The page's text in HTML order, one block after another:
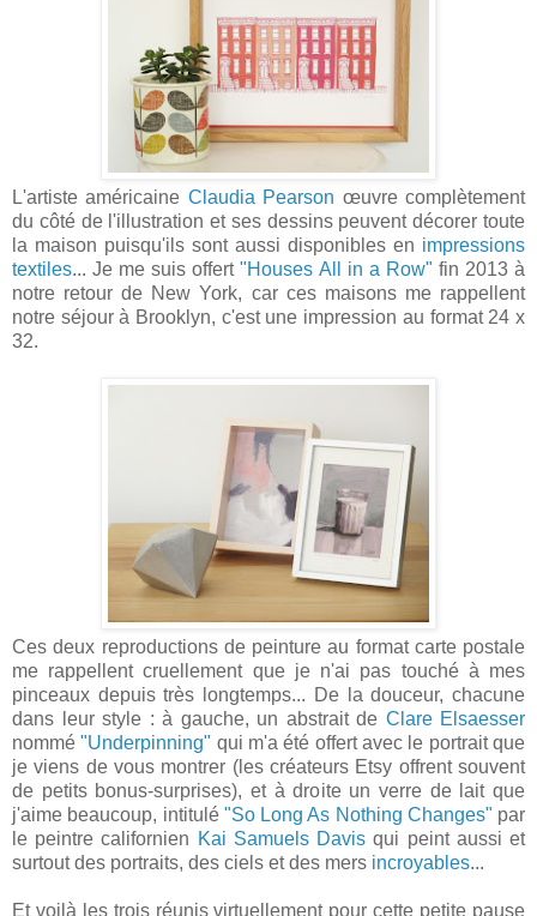
L'artiste américaine Claudia Pearson œuvre complètement
du côté de l'illustration et ses dessins peuvent décorer toute
la maison puisqu'ils sont aussi disponibles en impressions
textiles... Je me suis offert"Houses All in a Row" fin 2013 à
notre retour de New York, car ces maisons me rappellent
notre séjour à Brooklyn, c'est une impression au format 24 x
32.
Ces deux reproductions de peinture au format carte postale
me rappellent cruellement que je n'ai pas touché à mes
pinceaux depuis très longtemps... De la douceur, chacune
dans leur style : à gauche, un abstrait de Clare Elsaesser
nommé"Underpinning" qui m'a été offert avec le portrait que
je viens de vous montrer (les créateurs Etsy offrent souvent
de petits bonus-surprises), et à droite un verre de lait que
j'aime beaucoup, intitulé "So Long As Nothing Changes" par
le peintre californien Kai Samuels Davis qui peint aussi et
surtout des portraits, des ciels et des mers incroyables...
Et voilà les trois réunis virtuellement pour cette petite pause